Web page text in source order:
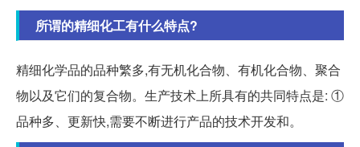
所谓的精细化工有什么特点?
精细化学品的品种繁多,有无机化合物、有机化合物、聚合
物以及它们的复合物。生产技术上所具有的共同特点是: ①
品种多、更新快,需要不断进行产品的技术开发和。